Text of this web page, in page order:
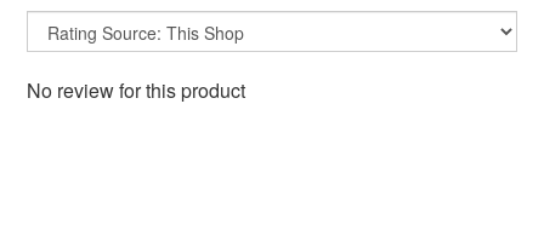
No review for this product